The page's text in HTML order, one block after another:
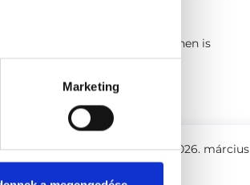
Marketing
és együttműködő volt, amit innen is
nem szereztem kellemetlen
2026. március